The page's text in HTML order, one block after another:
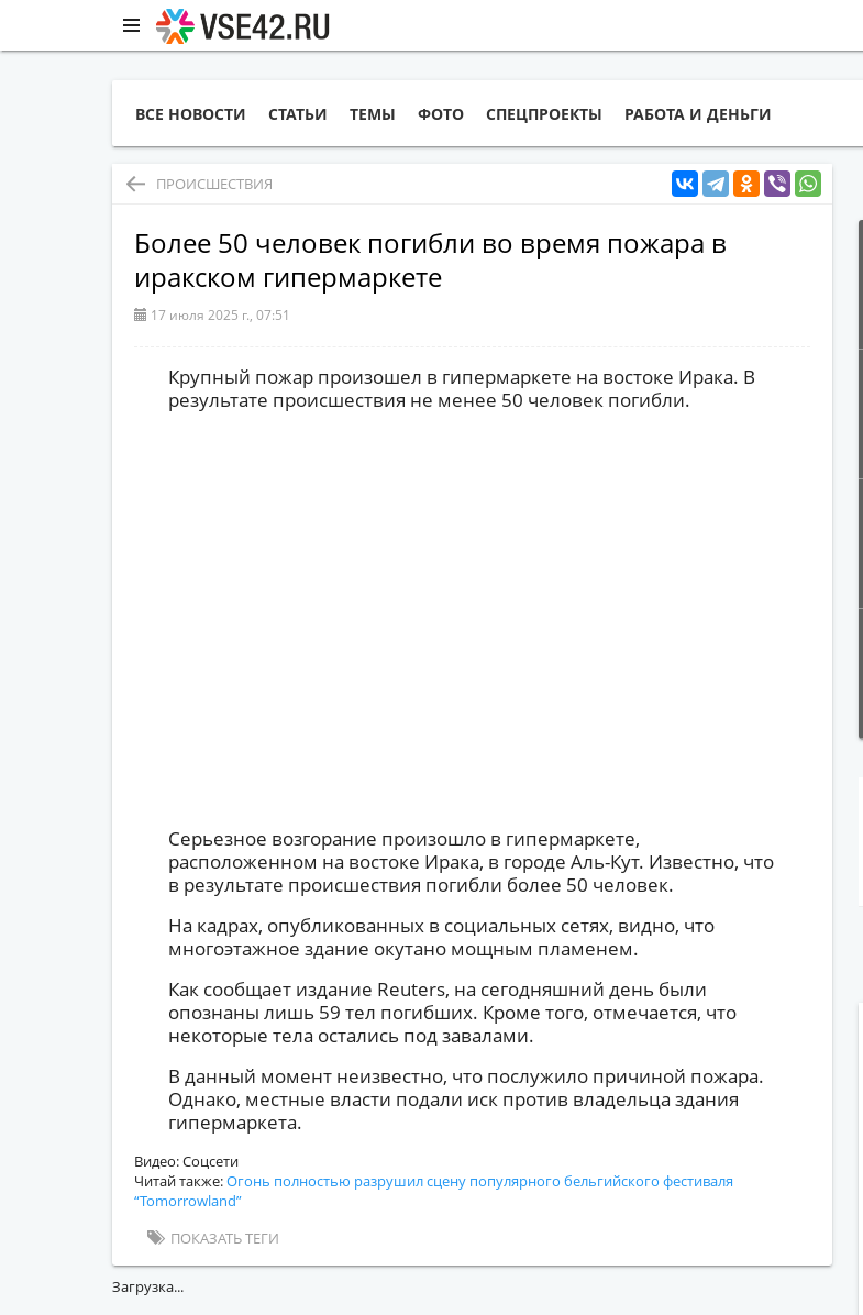
ВСЕ НОВОСТИ СТАТЬИ ТЕМЫ ФОТО СПЕЦПРОЕКТЫ РАБОТА И ДЕНЬГИ
ПРОИСШЕСТВИЯ
Более 50 человек погибли во время пожара в
иракском гипермаркете
17 июля 2025 г., 07:51
Крупный пожар произошел в гипермаркете на востоке Ирака. В
результате происшествия не менее 50 человек погибли.
Серьезное возгорание произошло в гипермаркете,
расположенном на востоке Ирака, в городе Аль-Кут. Известно, что
в результате происшествия погибли более 50 человек.
На кадрах, опубликованных в социальных сетях, видно, что
многоэтажное здание окутано мощным пламенем.
Как сообщает издание Reuters, на сегодняшний день были
опознаны лишь 59 тел погибших. Кроме того, отмечается, что
некоторые тела остались под завалами.
В данный момент неизвестно, что послужило причиной пожара.
Однако, местные власти подали иск против владельца здания
гипермаркета.
Видео: Соцсети
Читай также:Огонь полностью разрушил сцену популярного бельгийского фестиваля
“Tomorrowland”
ПОКАЗАТЬ ТЕГИ
Загрузка...